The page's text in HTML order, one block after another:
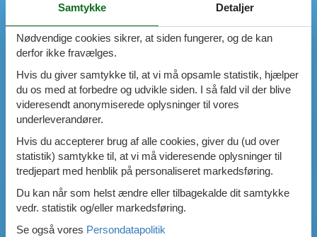
Samtykke Detaljer
Nødvendige cookies sikrer, at siden fungerer, og de kan
derfor ikke fravælges.
Hvis du giver samtykke til, at vi må opsamle statistik, hjælper
du os med at forbedre og udvikle siden. I så fald vil der blive
videresendt anonymiserede oplysninger til vores
underleverandører.
Hvis du accepterer brug af alle cookies, giver du (ud over
statistik) samtykke til, at vi må videresende oplysninger til
tredjepart med henblik på personaliseret markedsføring.
Du kan når som helst ændre eller tilbagekalde dit samtykke
vedr. statistik og/eller markedsføring.
Se også vores Persondatapolitik